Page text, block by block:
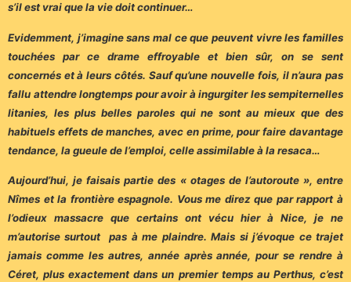
s’il est vrai que la vie doit continuer…
Evidemment, j’imagine sans mal ce que peuvent vivre les familles
touchées par ce drame effroyable et bien sûr, on se sent
concernés et à leurs côtés. Sauf qu’une nouvelle fois, il n’aura pas
fallu attendre longtemps pour avoir à ingurgiter les sempiternelles
litanies, les plus belles paroles qui ne sont au mieux que des
habituels effets de manches, avec en prime, pour faire davantage
tendance, la gueule de l’emploi, celle assimilable à la resaca…
Aujourd’hui, je faisais partie des « otages de l’autoroute », entre
Nîmes et la frontière espagnole. Vous me direz que par rapport à
l’odieux massacre que certains ont vécu hier à Nice, je ne
m’autorise surtout pas à me plaindre. Mais si j’évoque ce trajet
jamais comme les autres, année après année, pour se rendre à
Céret, plus exactement dans un premier temps au Perthus, c’est